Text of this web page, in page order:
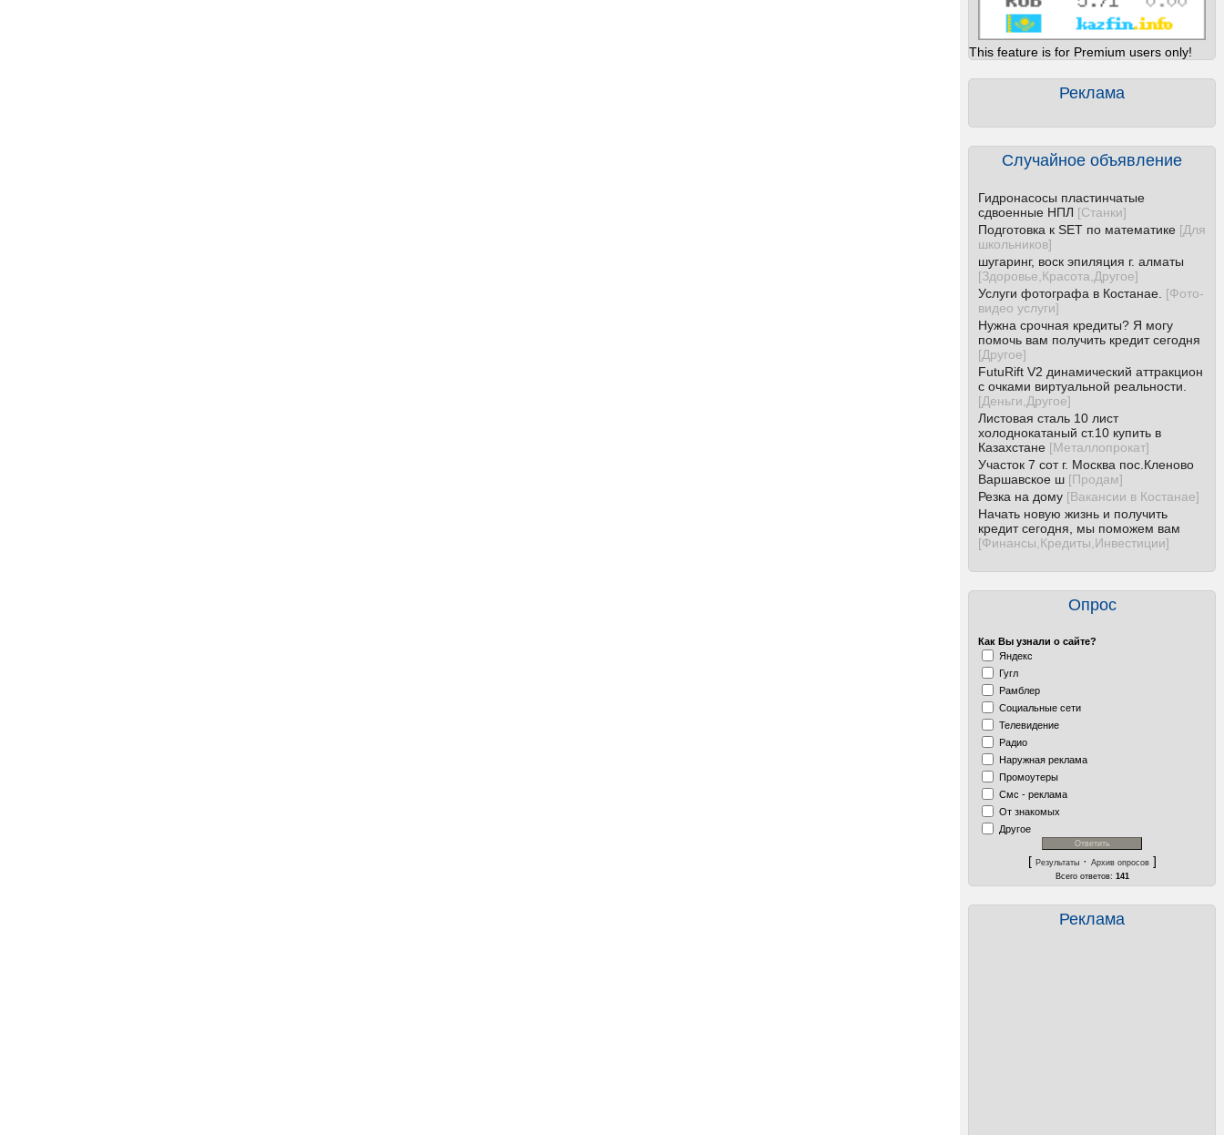
This feature is for Premium users only!
Реклама
Случайное объявление
Гидронасосы пластинчатые
сдвоенные НПЛ [Станки]
Подготовка к SET по математике [Для
школьников]
шугаринг, воск эпиляция г. алматы
[Здоровье,Красота,Другое]
Услуги фотографа в Костанае. [Фото-
видео услуги]
Нужна срочная кредиты? Я могу
помочь вам получить кредит сегодня
[Другое]
FutuRift V2 динамический аттракцион
с очками виртуальной реальности.
[Деньги,Другое]
Листовая сталь 10 лист
холоднокатаный ст.10 купить в
Казахстане [Металлопрокат]
Участок 7 сот г. Москва пос.Кленово
Варшавское ш [Продам]
Резка на дому [Вакансии в Костанае]
Начать новую жизнь и получить
кредит сегодня, мы поможем вам
[Финансы,Кредиты,Инвестиции]
Опрос
Как Вы узнали о сайте?
Яндекс
Гугл
Рамблер
Социальные сети
Телевидение
Радио
Наружная реклама
Промоутеры
Смс - реклама
От знакомых
Другое
[ Результаты· Архив опросов]
Всего ответов: 141
Реклама